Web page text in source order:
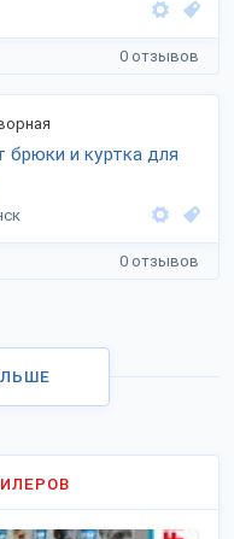
0 отзывов
брюки и куртка для
0 отзывов